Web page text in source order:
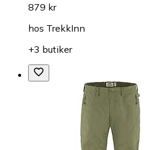
879 kr
hos TrekkInn
+3 butiker